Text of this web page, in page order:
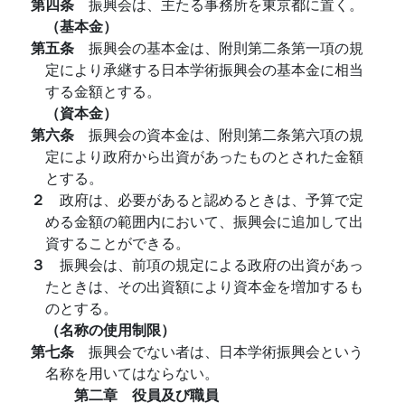
（基本金）
第五条 振興会の基本金は、附則第二条第一項の規
定により承継する日本学術振興会の基本金に相当
する金額とする。
（資本金）
第六条 振興会の資本金は、附則第二条第六項の規
定により政府から出資があったものとされた金額
とする。
２ 政府は、必要があると認めるときは、予算で定
める金額の範囲内において、振興会に追加して出
資することができる。
３ 振興会は、前項の規定による政府の出資があっ
たときは、その出資額により資本金を増加するも
のとする。
（名称の使用制限）
第七条 振興会でない者は、日本学術振興会という
名称を用いてはならない。
第二章 役員及び職員